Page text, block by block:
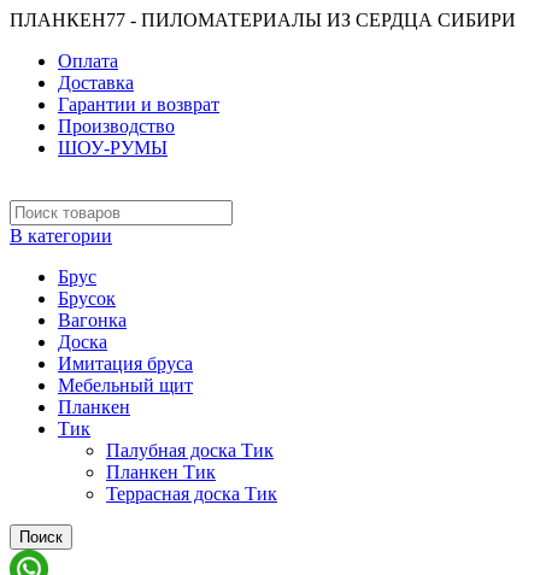
ПЛАНКЕН77 - ПИЛОМАТЕРИАЛЫ ИЗ СЕРДЦА СИБИРИ
Оплата
Доставка
Гарантии и возврат
Производство
ШОУ-РУМЫ
В категории
Брус
Брусок
Вагонка
Доска
Имитация бруса
Мебельный щит
Планкен
Тик
Палубная доска Тик
Планкен Тик
Террасная доска Тик
Поиск